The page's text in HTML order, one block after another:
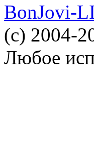
BonJovi-
(c) 2004-
Любое